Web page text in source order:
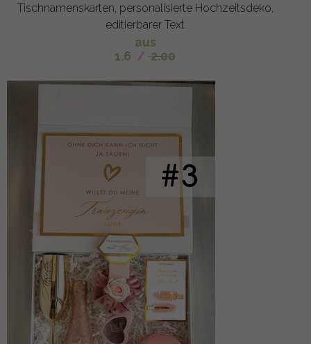
Tischnamenskarten, personalisierte Hochzeitsdeko,
editierbarer Text
aus
1.6 / 2.00